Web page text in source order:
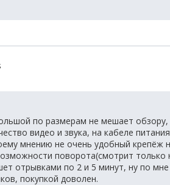
по размерам не мешает обзору,
видео и звука, на кабеле
мнению не очень удобный крепёж
поворота(смотрит только
отрывками по 2 и 5 минут, ну по
покупкой доволен.